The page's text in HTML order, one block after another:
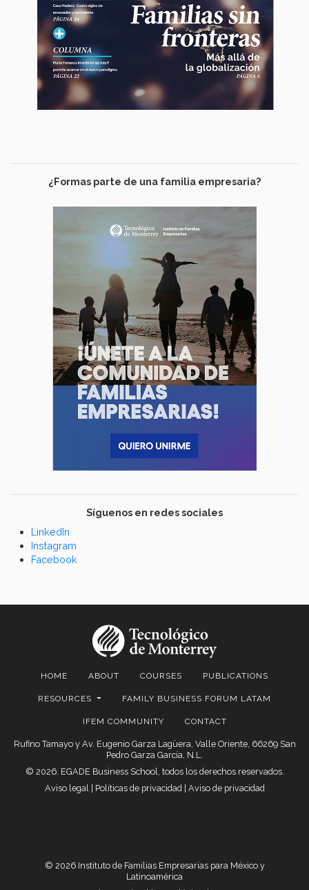
¿Formas parte de una familia empresaria?
Síguenos en redes sociales
LinkedIn
Instagram
Facebook
HOME ABOUT COURSES PUBLICATIONS
RESOURCES FAMILY BUSINESS FORUM LATAM
IFEM COMMUNITY CONTACT
Rufino Tamayo y Av. Eugenio Garza Lagüera, Valle Oriente, 66269 San
Pedro Garza García, N.L.
© 2026. EGADE Business School, todos los derechos reservados.
Aviso legal| Políticas de privacidad| Aviso de privacidad
© 2026 Instituto de Familias Empresarias para México y
Latinoamérica